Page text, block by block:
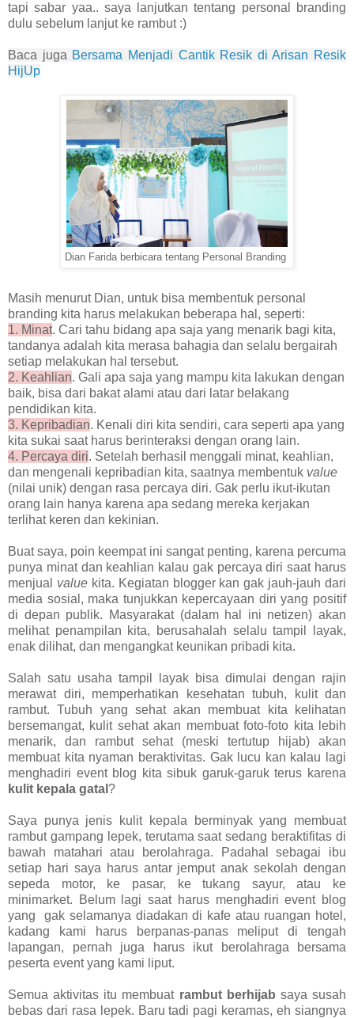
tapi sabar yaa.. saya lanjutkan tentang personal branding
dulu sebelum lanjut ke rambut :)
Baca juga Bersama Menjadi Cantik Resik di Arisan Resik
HijUp
Dian Farida berbicara tentang Personal Branding
Masih menurut Dian, untuk bisa membentuk personal
branding kita harus melakukan beberapa hal, seperti:
1. Minat. Cari tahu bidang apa saja yang menarik bagi kita,
tandanya adalah kita merasa bahagia dan selalu bergairah
setiap melakukan hal tersebut.
2. Keahlian. Gali apa saja yang mampu kita lakukan dengan
baik, bisa dari bakat alami atau dari latar belakang
pendidikan kita.
3. Kepribadian. Kenali diri kita sendiri, cara seperti apa yang
kita sukai saat harus berinteraksi dengan orang lain.
4. Percaya diri. Setelah berhasil menggali minat, keahlian,
dan mengenali kepribadian kita, saatnya membentuk value
(nilai unik) dengan rasa percaya diri. Gak perlu ikut-ikutan
orang lain hanya karena apa sedang mereka kerjakan
terlihat keren dan kekinian.
Buat saya, poin keempat ini sangat penting, karena percuma
punya minat dan keahlian kalau gak percaya diri saat harus
menjual value kita. Kegiatan blogger kan gak jauh-jauh dari
media sosial, maka tunjukkan kepercayaan diri yang positif
di depan publik. Masyarakat (dalam hal ini netizen) akan
melihat penampilan kita, berusahalah selalu tampil layak,
enak dilihat, dan mengangkat keunikan pribadi kita.
Salah satu usaha tampil layak bisa dimulai dengan rajin
merawat diri, memperhatikan kesehatan tubuh, kulit dan
rambut. Tubuh yang sehat akan membuat kita kelihatan
bersemangat, kulit sehat akan membuat foto-foto kita lebih
menarik, dan rambut sehat (meski tertutup hijab) akan
membuat kita nyaman beraktivitas. Gak lucu kan kalau lagi
menghadiri event blog kita sibuk garuk-garuk terus karena
kulit kepala gatal ?
Saya punya jenis kulit kepala berminyak yang membuat
rambut gampang lepek, terutama saat sedang beraktifitas di
bawah matahari atau berolahraga. Padahal sebagai ibu
setiap hari saya harus antar jemput anak sekolah dengan
sepeda motor, ke pasar, ke tukang sayur, atau ke
minimarket. Belum lagi saat harus menghadiri event blog
yang gak selamanya diadakan di kafe atau ruangan hotel,
kadang kami harus berpanas-panas meliput di tengah
lapangan, pernah juga harus ikut berolahraga bersama
peserta event yang kami liput.
Semua aktivitas itu membuatrambut berhijab saya susah
bebas dari rasa lepek. Baru tadi pagi keramas, eh siangnya